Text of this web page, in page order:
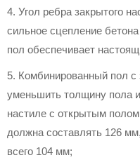
4. Угол ребра закрытого
сильное сцепление
пол обеспечивает
5. Комбинированный пол
уменьшить толщину пола
настиле с открытым
должна составлять 126
всего 104 мм;